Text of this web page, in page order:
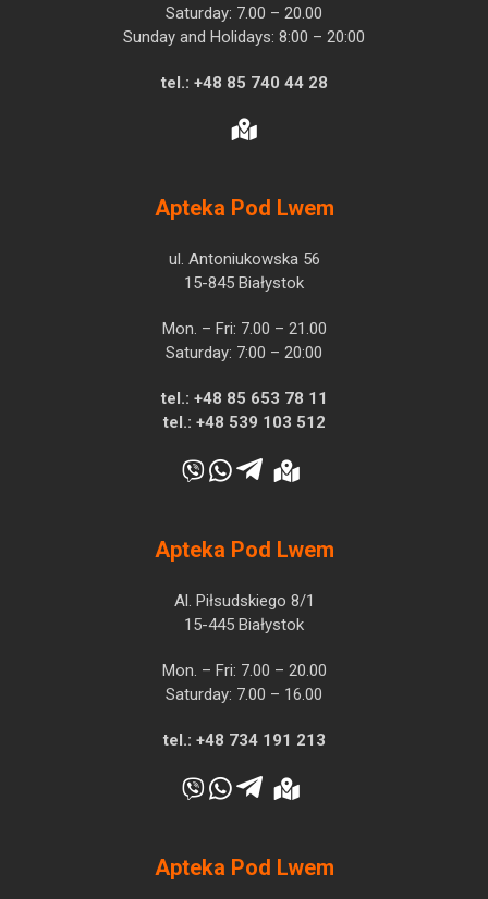
Saturday: 7.00 – 20.00
Sunday and Holidays: 8:00 – 20:00
tel.: +48 85 740 44 28
Apteka Pod Lwem
ul. Antoniukowska 56
15-845 Białystok
Mon. – Fri: 7.00 – 21.00
Saturday: 7:00 – 20:00
tel.: +48 85 653 78 11
tel.: +48 539 103 512
Apteka Pod Lwem
Al. Piłsudskiego 8/1
15-445 Białystok
Mon. – Fri: 7.00 – 20.00
Saturday: 7.00 – 16.00
tel.: +48 734 191 213
Apteka Pod Lwem